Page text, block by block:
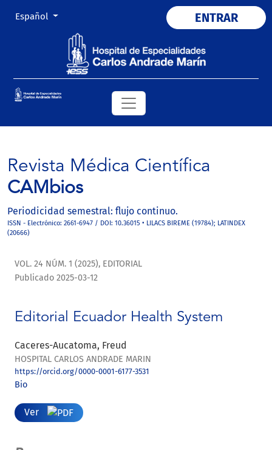
Cambiar el idioma. El actual es:
Español ENTRAR
Revista Médica Científica
CAMbios
Periodicidad semestral: flujo continuo.
ISSN - Electrónico: 2661-6947 / DOI: 10.36015 • LILACS BIREME (19784); LATINDEX
(20666)
VOL. 24 NÚM. 1 (2025), EDITORIAL
Editorial Ecuador Health System
Publicado 2025-03-12
Caceres-Aucatoma, Freud
HOSPITAL CARLOS ANDRADE MARIN
https://orcid.org/0000-0001-6177-3531
Bio
Ver